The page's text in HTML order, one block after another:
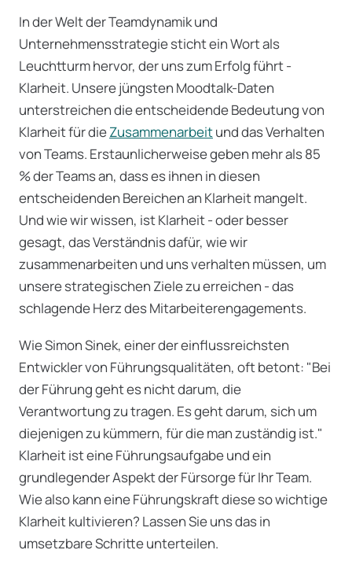
In der Welt der Teamdynamik und
Unternehmensstrategie sticht ein Wort als
Leuchtturm hervor, der uns zum Erfolg führt -
Klarheit. Unsere jüngsten Moodtalk-Daten
unterstreichen die entscheidende Bedeutung von
Klarheit für dieZusammenarbeitund das Verhalten
von Teams. Erstaunlicherweise geben mehr als 85
% der Teams an, dass es ihnen in diesen
entscheidenden Bereichen an Klarheit mangelt.
Und wie wir wissen, ist Klarheit - oder besser
gesagt, das Verständnis dafür, wie wir
zusammenarbeiten und uns verhalten müssen, um
unsere strategischen Ziele zu erreichen - das
schlagende Herz des Mitarbeiterengagements.
Wie Simon Sinek, einer der einflussreichsten
Entwickler von Führungsqualitäten, oft betont: "Bei
der Führung geht es nicht darum, die
Verantwortung zu tragen. Es geht darum, sich um
diejenigen zu kümmern, für die man zuständig ist."
Klarheit ist eine Führungsaufgabe und ein
grundlegender Aspekt der Fürsorge für Ihr Team.
Wie also kann eine Führungskraft diese so wichtige
Klarheit kultivieren? Lassen Sie uns das in
umsetzbare Schritte unterteilen.